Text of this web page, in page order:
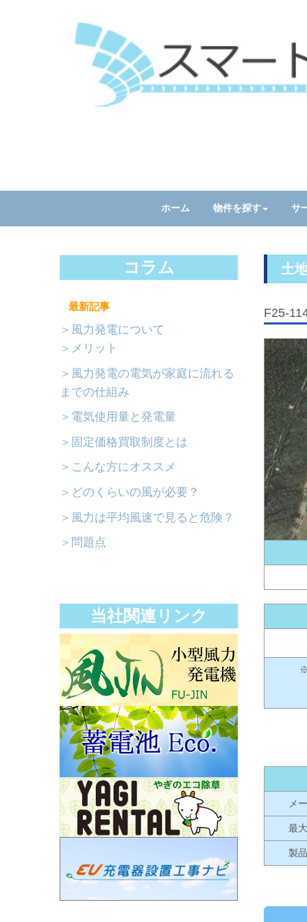
ホーム 物件を探す サ
土
F25-
メ
最
製
コラム
最新記事
＞風力発電について
＞メリット
＞風力発電の電気が家庭に流れる
までの仕組み
＞電気使用量と発電量
＞固定価格買取制度とは
＞こんな方にオススメ
＞どのくらいの風が必要？
＞風力は平均風速で見ると危険？
＞問題点
当社関連リンク